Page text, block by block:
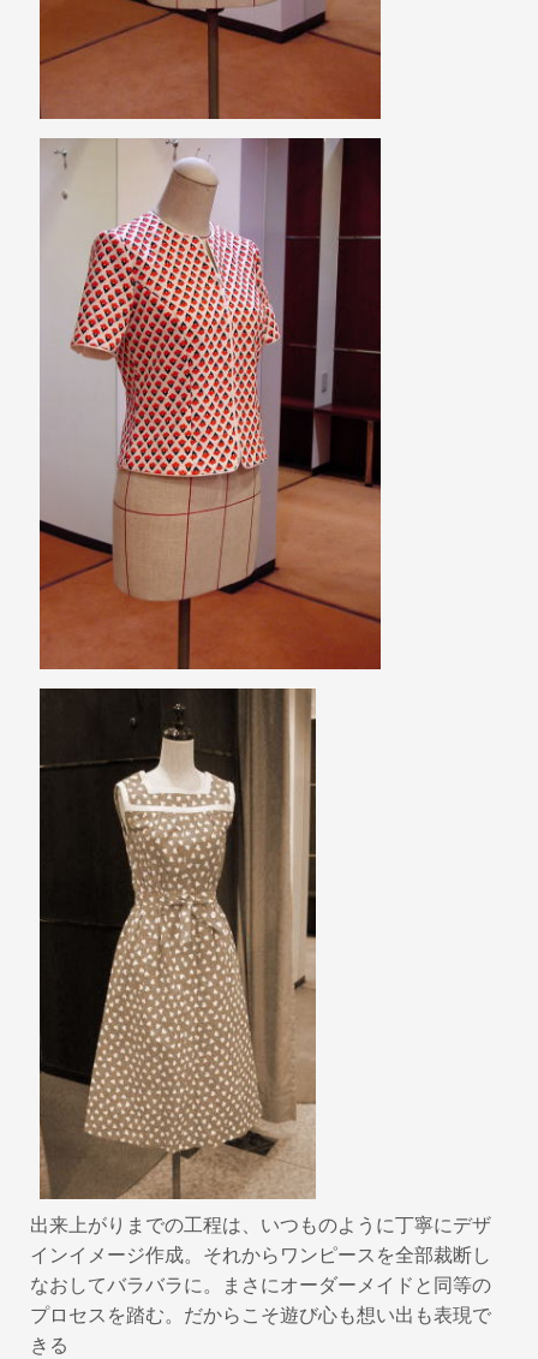
出来上がりまでの工程は、いつものように丁寧にデザ
インイメージ作成。それからワンピースを全部裁断し
なおしてバラバラに。まさにオーダーメイドと同等の
プロセスを踏む。だからこそ遊び心も想い出も表現で
きる